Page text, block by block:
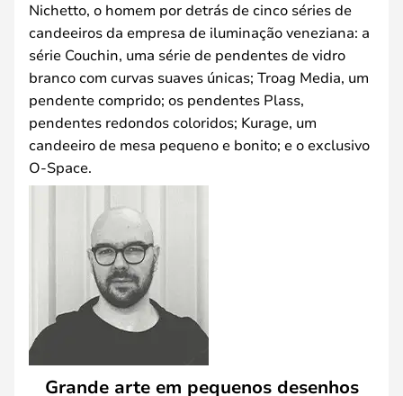
Nichetto, o homem por detrás de cinco séries de
candeeiros da empresa de iluminação veneziana: a
série Couchin, uma série de pendentes de vidro
branco com curvas suaves únicas; Troag Media, um
pendente comprido; os pendentes Plass,
pendentes redondos coloridos; Kurage, um
candeeiro de mesa pequeno e bonito; e o exclusivo
O-Space.
Grande arte em pequenos desenhos